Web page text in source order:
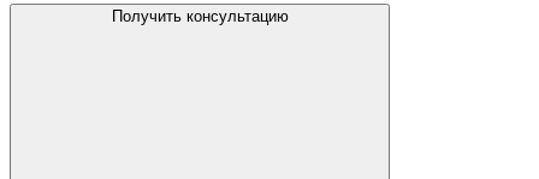
Получить консультацию